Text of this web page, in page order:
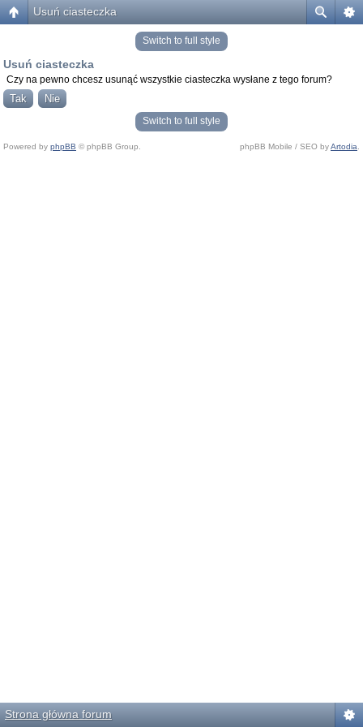
Usuń ciasteczka
Switch to full style
Usuń ciasteczka
Czy na pewno chcesz usunąć wszystkie ciasteczka wysłane z tego forum?
Switch to full style
Powered by phpBB © phpBB Group. phpBB Mobile / SEO byArtodia
Strona główna forum